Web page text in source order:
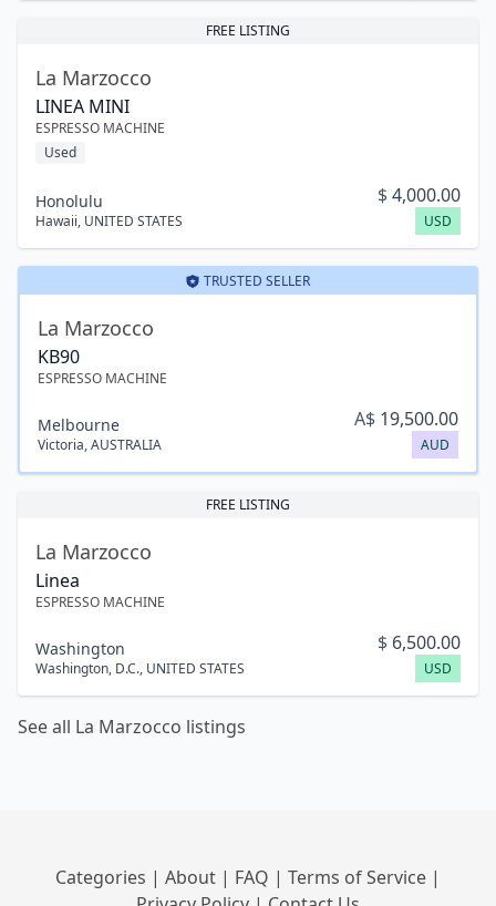
FREE LISTING
La Marzocco
LINEA MINI
ESPRESSO MACHINE
Used
Honolulu
Hawaii, UNITED STATES
$4,000.00
USD
TRUSTED SELLER
La Marzocco
KB90
ESPRESSO MACHINE
Melbourne
Victoria,AUSTRALIA
A$ 19,500.00
AUD
FREE LISTING
La Marzocco
Linea
ESPRESSO MACHINE
Washington
Washington, D.C., UNITED STATES
$ 6,500.00
USD
See all La Marzocco listings
Categories | About | FAQ | Terms of Service |